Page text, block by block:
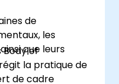
de
les
que leurs
Body of
la pratique de
de cadre